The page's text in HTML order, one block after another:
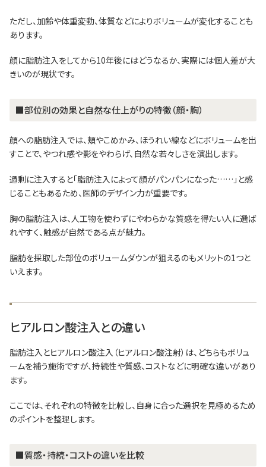
ただし、加齢や体重変動、体質などによりボリュームが変化することも
あります。
顔に脂肪注入をしてから10年後にはどうなるか、実際には個人差が大
きいのが現状です。
■部位別の効果と自然な仕上がりの特徴（顔・胸）
顔への脂肪注入では、頬やこめかみ、ほうれい線などにボリュームを出
すことで、やつれ感や影をやわらげ、自然な若々しさを演出します。
過剰に注入すると「脂肪注入によって顔がパンパンになった……」と感
じることもあるため、医師のデザイン力が重要です。
胸の脂肪注入は、人工物を使わずにやわらかな質感を得たい人に選ば
れやすく、触感が自然である点が魅力。
脂肪を採取した部位のボリュームダウンが狙えるのもメリットの1つと
いえます。
ヒアルロン酸注入との違い
脂肪注入とヒアルロン酸注入（ヒアルロン酸注射）は、どちらもボリュ
ームを補う施術ですが、持続性や質感、コストなどに明確な違いがあり
ます。
ここでは、それぞれの特徴を比較し、自身に合った選択を見極めるため
のポイントを整理します。
■質感・持続・コストの違いを比較